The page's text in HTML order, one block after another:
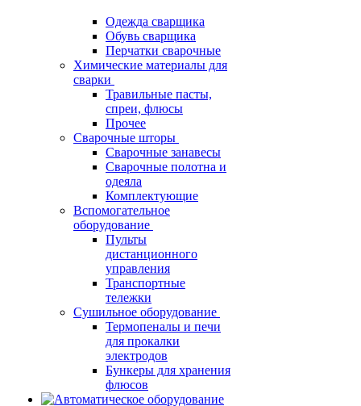
Одежда сварщика
Обувь сварщика
Перчатки сварочные
Химические материалы для
сварки
Травильные пасты,
спреи, флюсы
Прочее
Сварочные шторы
Сварочные занавесы
Сварочные полотна и
одеяла
Комплектующие
Вспомогательное
оборудование
Пульты
дистанционного
управления
Транспортные
тележки
Сушильное оборудование
Термопеналы и печи
для прокалки
электродов
Бункеры для хранения
флюсов